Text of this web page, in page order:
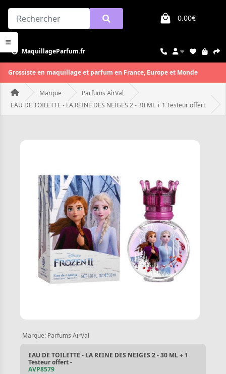
0.00€
MaquillageParfum.fr
Grossiste en maquillage et parfum en France, Europe et Monde
Marque
Parfums AirVal
EAU DE TOILETTE - LA REINE DES NEIGES 2 - 30 ML + 1 Testeur offert
Marque: Parfums AirVal
EAU DE TOILETTE - LA REINE DES NEIGES 2 - 30 ML + 1
Testeur offert -
AVP8579